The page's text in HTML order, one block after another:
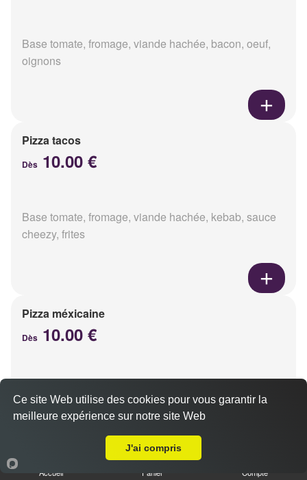
Base tomate, fromage, viande hachée, bacon, oeuf,
oignons
Pizza tacos
Dès 10.00 €
Base tomate, fromage, viande hachée, kebab, sauce
cheezy, frites
Pizza méxicaine
Dès 10.00 €
chorizo, poivrons
Accueil Panier Compte
Ce site Web utilise des cookies pour vous garantir la
meilleure expérience sur notre site Web
J'ai compris